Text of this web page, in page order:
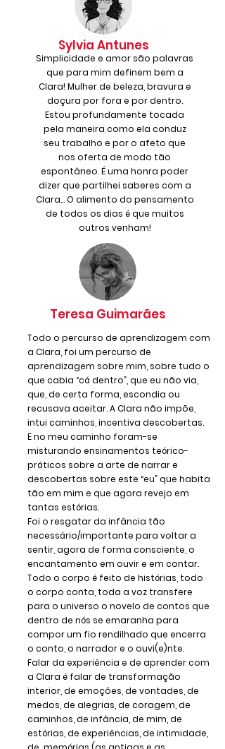
Sylvia Antunes
Simplicidade e amor são palavras
que para mim definem bem a
Clara! Mulher de beleza, bravura e
doçura por fora e por dentro.
Estou profundamente tocada
pela maneira como ela conduz
seu trabalho e por o afeto que
nos oferta de modo tão
espontâneo. É uma honra poder
dizer que partilhei saberes com a
Clara... O alimento do pensamento
de todos os dias é que muitos
outros venham!
Teresa Guimarães
Todo o percurso de aprendizagem com
a Clara, foi um percurso de
aprendizagem sobre mim, sobre tudo o
que cabia “cá dentro”, que eu não via,
que, de certa forma, escondia ou
recusava aceitar. A Clara não impõe,
intui caminhos, incentiva descobertas.
E no meu caminho foram-se
misturando ensinamentos teórico-
práticos sobre a arte de narrar e
descobertas sobre este “eu” que habita
tão em mim e que agora revejo em
tantas estórias.
Foi o resgatar da infância tão
necessário/importante para voltar a
sentir, agora de forma consciente, o
encantamento em ouvir e em contar.
Todo o corpo é feito de histórias, todo
o corpo conta, toda a voz transfere
para o universo o novelo de contos que
dentro de nós se emaranha para
compor um fio rendilhado que encerra
o conto, o narrador e o ouvi(e)nte.
Falar da experiência e de aprender com
a Clara é falar de transformação
interior, de emoções, de vontades, de
medos, de alegrias, de coragem, de
caminhos, de infância, de mim, de
estórias, de experiências, de intimidade,